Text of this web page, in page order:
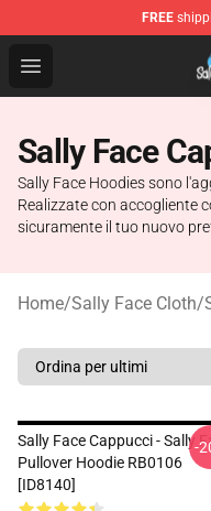
FREE
Open menu
Sally Face Store -
Sally Face
Sally Face Hoodies sono
Realizzate con accogliente
sicuramente il tuo nuovo
Home/Sally Face Cloth/
Sally Face Cappucci - Sally
Pullover Hoodie RB0106
[ID8140]
-